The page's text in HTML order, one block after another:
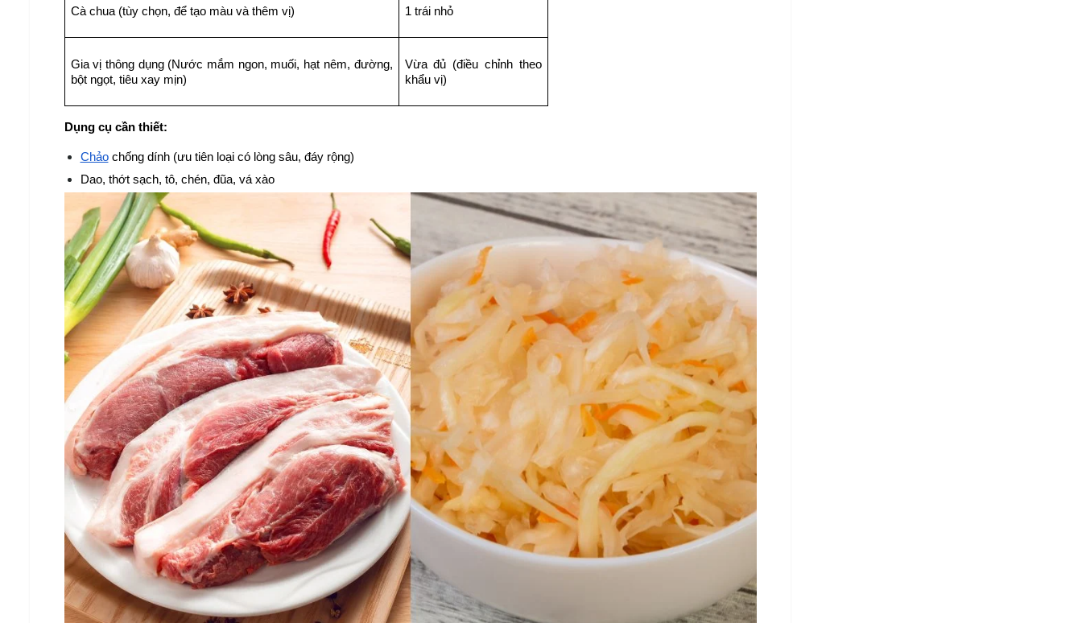
Cà chua (tùy chọn, để tạo màu và thêm vị) 1 trái nhỏ
Gia vị thông dụng (Nước mắm ngon, muối, hạt nêm, đường,
bột ngọt, tiêu xay mịn)
Vừa đủ (điều chỉnh theo
khẩu vị)
Dụng cụ cần thiết:
Chảo chống dính (ưu tiên loại có lòng sâu, đáy rộng)
Dao, thớt sạch, tô, chén, đũa, vá xào